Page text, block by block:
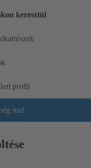
keresztül
profil
ma!